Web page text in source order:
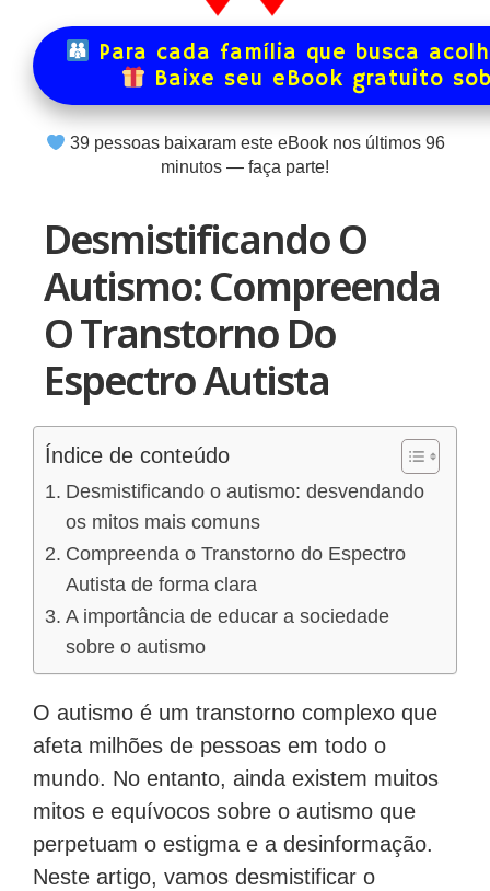
Para cada família que busca
Baixe seu eBook gratuito
39pessoas baixaram este eBook nos últimos 96
minutos — faça parte!
Desmistificando O
Autismo: Compreenda
O Transtorno Do
Espectro Autista
Índice de conteúdo
Desmistificando o autismo: desvendando
os mitos mais comuns
Compreenda o Transtorno do Espectro
Autista de forma clara
A importância de educar a sociedade
sobre o autismo
O autismo é um transtorno complexo que
afeta milhões de pessoas em todo o
mundo. No entanto, ainda existem muitos
mitos e equívocos sobre o autismo que
perpetuam o estigma e a desinformação.
Neste artigo, vamos desmistificar o